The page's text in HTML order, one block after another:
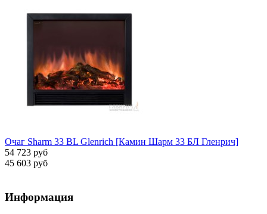
Очаг Sharm 33 BL Glenrich [Камин Шарм 33 БЛ Гленрич]
54 723 руб
45 603 руб
Информация